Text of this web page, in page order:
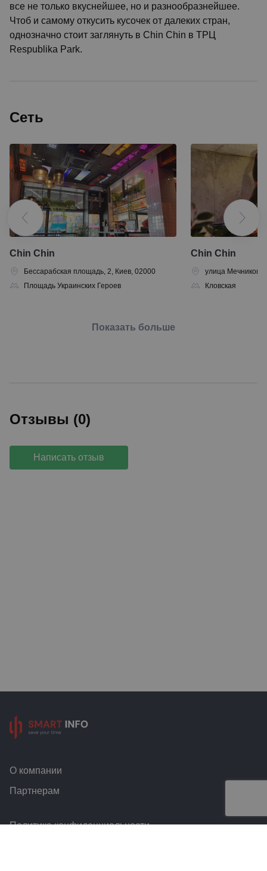
все не только вкуснейшее, но и разнообразнейшее.
Чтоб и самому откусить кусочек от далеких стран,
однозначно стоит заглянуть в Chin Chin в ТРЦ
Respublika Park.
Сеть
Chin Chin
Бессарабская площадь, 2, Киев, 02000
Площадь Украинских Героев
Chin Chin
улица
Кловская
Показать больше
Отзывы (0)
Написать отзыв
О компании
Партнерам
Политика конфиденциальности